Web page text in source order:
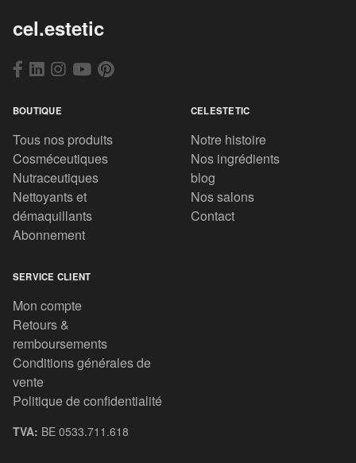
cel.estetic
BOUTIQUE
Tous nos produits
Cosméceutiques
Nutraceutiques
Nettoyants et
démaquillants
Abonnement
CELESTETIC
Notre histoire
Nos ingrédients
blog
Nos salons
Contact
SERVICE CLIENT
Mon compte
Retours &
remboursements
Conditions générales de
vente
Politique de confidentialité
TVA: BE 0533.711.618